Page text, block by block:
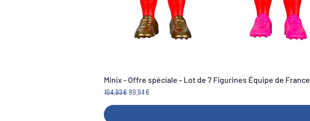
Minix - Offre spéciale - Lot de 7 Figurines Équipe de France
Prezzo regolare
104,93 € Prezzo scontato
89,94 €